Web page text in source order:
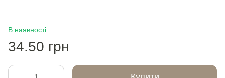
В наявності
34.50 грн